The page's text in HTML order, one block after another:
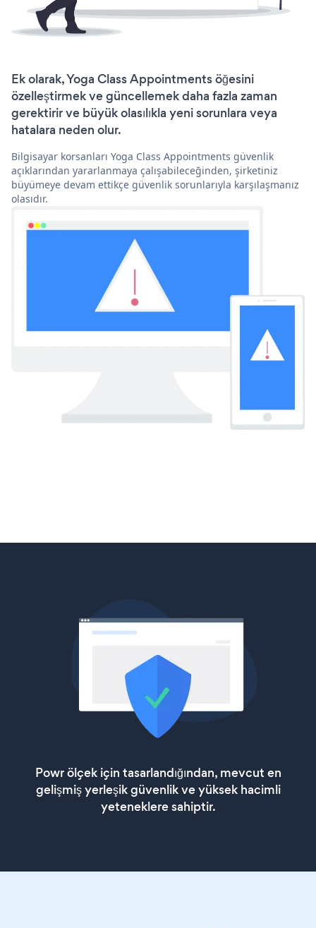
Ek olarak, Yoga Class Appointments öğesini
özelleştirmek ve güncellemek daha fazla zaman
gerektirir ve büyük olasılıkla yeni sorunlara veya
hatalara neden olur.
Bilgisayar korsanları Yoga Class Appointments güvenlik
açıklarından yararlanmaya çalışabileceğinden, şirketiniz
büyümeye devam ettikçe güvenlik sorunlarıyla karşılaşmanız
olasıdır.
Powr ölçek için tasarlandığından, mevcut en
gelişmiş yerleşik güvenlik ve yüksek hacimli
yeteneklere sahiptir.